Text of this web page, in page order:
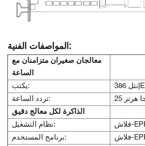
المواصفات الفنية:
معالجان صغيران متزامنان مع
الساعة
يكتب:
تردد الساعة:
هرتز
الذاكرة لكل معالج دقيق
نظام التشغيل:
برنامج المستخدم: